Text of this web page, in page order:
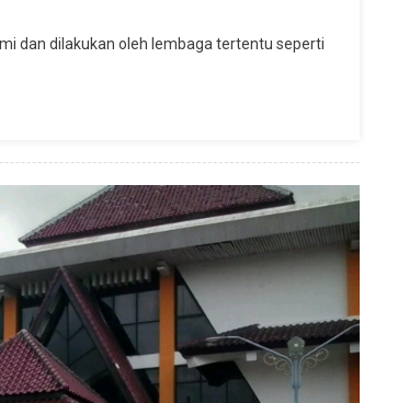
dan dilakukan oleh lembaga tertentu seperti